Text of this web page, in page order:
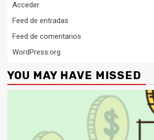
Acceder
Feed de entradas
Feed de comentarios
WordPress.org
YOU MAY HAVE MISSED